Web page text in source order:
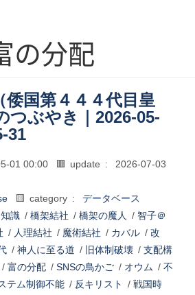
の分配
国第４４４代目皇
つぶやき｜2026-05-
31
01 00:00 🟥 update :
2026-07-03
🟨 category :
データベース
識 / 橋架結社 / 橋架の魔人 / 智子＠
/ 人理結社 / 魔術結社 / カバル / 改
/ 神人に至る道 / 旧体制破壊 / 支配構
/ 富の分配 / SNSの鳥かご / オウム / 不
テム制御不能 / 反キリスト / 戦国時